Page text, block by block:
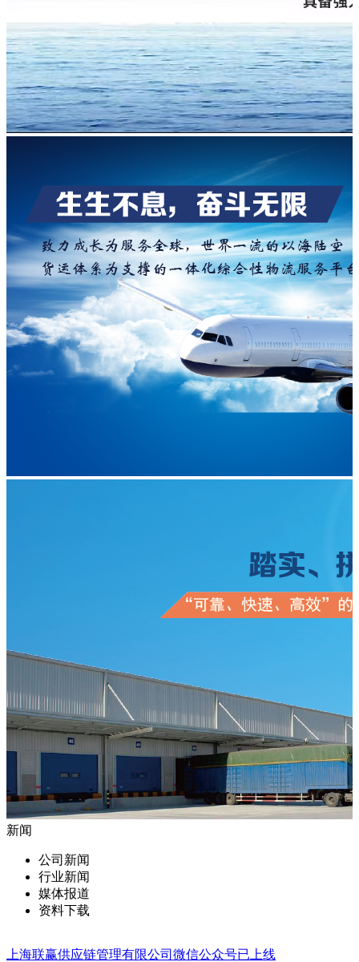
新闻
公司新闻
行业新闻
媒体报道
资料下载
上海联赢供应链管理有限公司微信公众号已上线